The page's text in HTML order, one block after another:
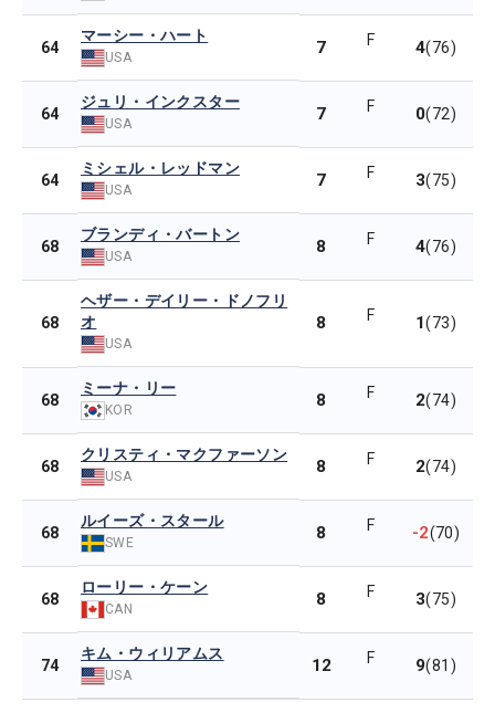
64
マーシー・ハート
USA 7 F 4(76)
64
ジュリ・インクスター
USA 7 F 0(72)
64
ミシェル・レッドマン
USA 7 F 3(75)
68
ブランディ・バートン
USA 8 F 4(76)
68
ヘザー・デイリー・ドノフリ
オ
USA
8 F 1(73)
68
ミーナ・リー
KOR 8 F 2(74)
68
クリスティ・マクファーソン
USA 8 F 2(74)
68
ルイーズ・スタール
SWE 8 F -2(70)
68
ローリー・ケーン
CAN 8 F 3(75)
74
キム・ウィリアムス
USA 12 F 9(81)